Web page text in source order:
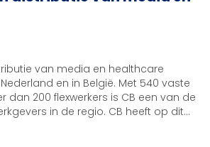
van media en healthcare
en in België. Met 540 vaste
dan 200 flexwerkers is CB een van de
in de regio. CB heeft op dit…
specialist in distributie van media en